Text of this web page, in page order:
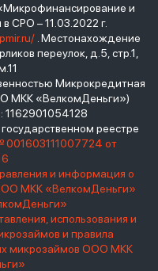
и
СРО – 11.03.2022 г.
. Местонахождение
переулок, д.5, стр.1,
Микрокредитная
МКК «ВелкомДеньги»)
реестре
001603111007724 от
и информация о
МКК «ВелкомДеньги»
использования и
и правила
микрозаймов ООО МКК